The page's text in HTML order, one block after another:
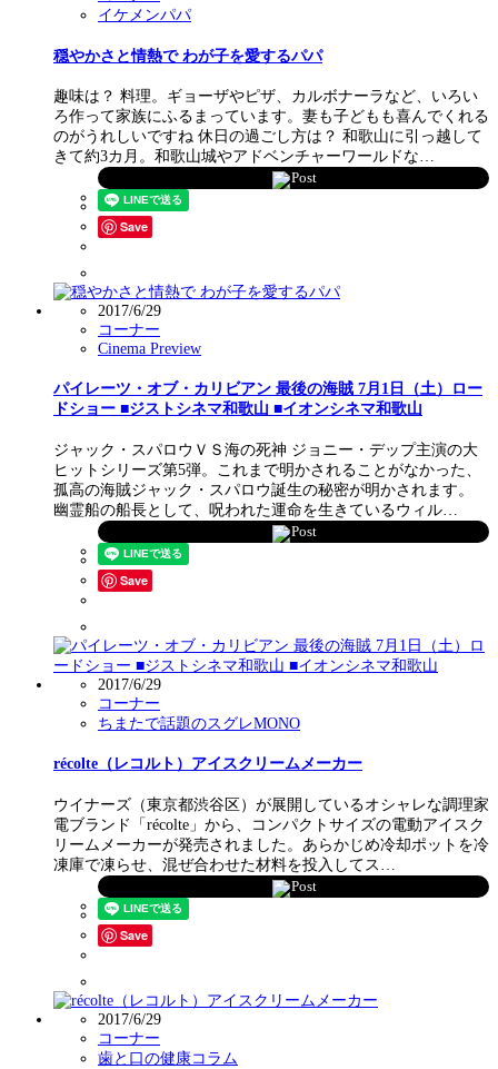
イケメンパパ
穏やかさと情熱で わが子を愛するパパ
趣味は？ 料理。ギョーザやピザ、カルボナーラなど、いろい
ろ作って家族にふるまっています。妻も子どもも喜んでくれる
のがうれしいですね 休日の過ごし方は？ 和歌山に引っ越して
きて約3カ月。和歌山城やアドベンチャーワールドな…
Post
Save
2017/6/29
コーナー
Cinema Preview
パイレーツ・オブ・カリビアン 最後の海賊 7月1日（土）ロー
ドショー ■ジストシネマ和歌山 ■イオンシネマ和歌山
ジャック・スパロウＶＳ海の死神 ジョニー・デップ主演の大
ヒットシリーズ第5弾。これまで明かされることがなかった、
孤高の海賊ジャック・スパロウ誕生の秘密が明かされます。
幽霊船の船長として、呪われた運命を生きているウィル…
Post
Save
2017/6/29
コーナー
ちまたで話題のスグレMONO
récolte（レコルト）アイスクリームメーカー
ウイナーズ（東京都渋谷区）が展開しているオシャレな調理家
電ブランド「récolte」から、コンパクトサイズの電動アイスク
リームメーカーが発売されました。あらかじめ冷却ポットを冷
凍庫で凍らせ、混ぜ合わせた材料を投入してス…
Post
Save
2017/6/29
コーナー
歯と口の健康コラム